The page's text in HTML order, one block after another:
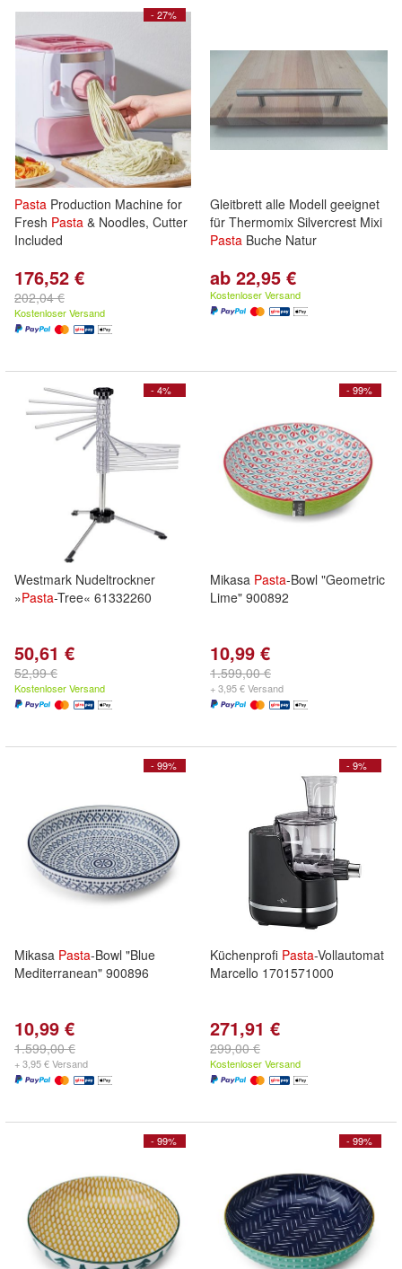
- 27%
Pasta Production Machine for
Fresh Pasta & Noodles, Cutter
Included
176,52 €
202,04 €
Kostenloser Versand
Gleitbrett alle Modell geeignet
für Thermomix Silvercrest Mixi
Pasta Buche Natur
ab 22,95 €
Kostenloser Versand
- 4%
Westmark Nudeltrockner
»Pasta-Tree« 61332260
50,61 €
52,99 €
Kostenloser Versand
- 99%
Mikasa Pasta-Bowl "Geometric
Lime" 900892
10,99 €
1.599,00 €
+ 3,95 € Versand
- 99%
Mikasa Pasta-Bowl "Blue
Mediterranean" 900896
10,99 €
1.599,00 €
+ 3,95 € Versand
- 9%
Küchenprofi Pasta-Vollautomat
Marcello 1701571000
271,91 €
299,00 €
Kostenloser Versand
- 99% - 99%